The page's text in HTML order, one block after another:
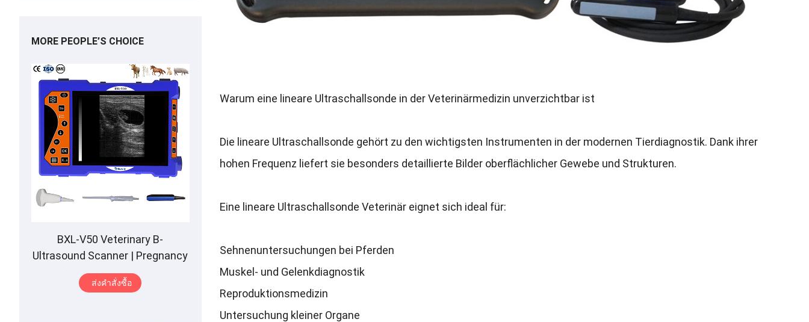
Warum eine lineare Ultraschallsonde in der Veterinärmedizin unverzichtbar ist
Die lineare Ultraschallsonde gehört zu den wichtigsten Instrumenten in der modernen Tierdiagnostik. Dank ihrer
hohen Frequenz liefert sie besonders detaillierte Bilder oberflächlicher Gewebe und Strukturen.
Eine lineare Ultraschallsonde Veterinär eignet sich ideal für:
Sehnenuntersuchungen bei Pferden
Muskel- und Gelenkdiagnostik
Reproduktionsmedizin
Untersuchung kleiner Organe
MORE PEOPLE’S CHOICE
BXL-V50 Veterinary B-
Ultrasound Scanner | Pregnancy
Backfat Detect|Full-Function
HD Display|Hot-Selling
ส่งคําสั่งซื้อ